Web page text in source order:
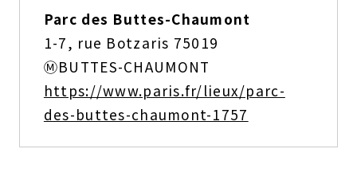
Parc des Buttes-Chaumont
1-7, rue Botzaris 75019
Ⓜ️BUTTES-CHAUMONT
https://www.paris.fr/lieux/parc-
des-buttes-chaumont-1757